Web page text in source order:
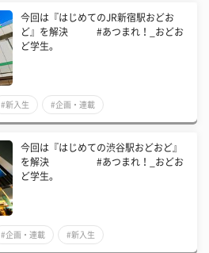
今回は『はじめてのJR新宿駅おどお
ど』を解決 #あつまれ！_おどお
ど学生。
#新入生 #企画・連載
今回は『はじめての渋谷駅おどおど』
を解決 #あつまれ！_おどお
ど学生。
#企画・連載 #新入生